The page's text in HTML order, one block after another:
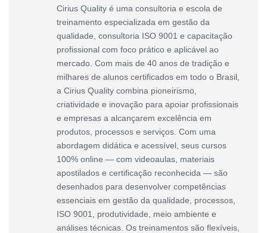
Cirius Quality é uma consultoria e escola de
treinamento especializada em gestão da
qualidade, consultoria ISO 9001 e capacitação
profissional com foco prático e aplicável ao
mercado. Com mais de 40 anos de tradição e
milhares de alunos certificados em todo o Brasil,
a Cirius Quality combina pioneirismo,
criatividade e inovação para apoiar profissionais
e empresas a alcançarem excelência em
produtos, processos e serviços. Com uma
abordagem didática e acessível, seus cursos
100% online — com videoaulas, materiais
apostilados e certificação reconhecida — são
desenhados para desenvolver competências
essenciais em gestão da qualidade, processos,
ISO 9001, produtividade, meio ambiente e
análises técnicas. Os treinamentos são flexíveis,